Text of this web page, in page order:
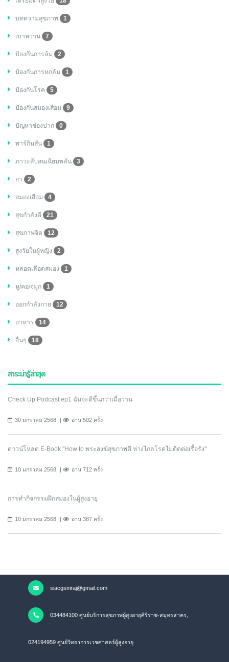
บทความสุขภาพ 1
เบาหวาน 7
ป้องกันการล้ม 2
ป้องกันการหกล้ม 1
ป้องกันโรค 5
ป้องกันสมองเสือม 9
ปัญหาช่องปาก 0
พาร์กินสัน 1
ภาวะสับสนเฉียบพลัน 3
ยา 2
สมองเสื่อม 4
สุขกำลังดี 21
สุขภาพจิต 12
สูงวัยในผู้หญิง 2
หลอดเลือดสมอง 1
หู/คอ/จมูก 1
ออกกำลังกาย 12
อาหาร 14
อื่นๆ 18
สาระน่ารู้ล่าสุด
Check Up Podcast ep1 ฉันจะดีขึ้นกว่าเมื่อวาน
30 มกราคม 2568 อ่าน 502 ครั้ง
ดาวน์โหลด E-Book "How to พระสงฆ์สุขภาพดี ห่างไกลโรคไม่ติดต่อเรื้อรัง"
10 มกราคม 2568 อ่าน 712 ครั้ง
การทำกิจกรรมฝึกสมองในผู้สูงอายุ
10 มกราคม 2568 อ่าน 387 ครั้ง
siacgsiriraj@gmail.com
034484100 ศูนย์บริการสุขภาพผู้สูงอายุศิริราช-สมุทรสาคร,
024194959 ศูนย์วิทยาการเวชศาสตร์ผู้สูงอายุ